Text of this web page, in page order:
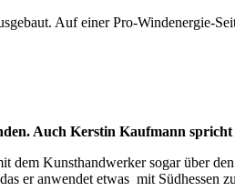
Auf einer Pro-Windenergie-
Auch Kerstin Kaufmann spricht
dem Kunsthandwerker sogar über
er anwendet etwas mit Südhessen